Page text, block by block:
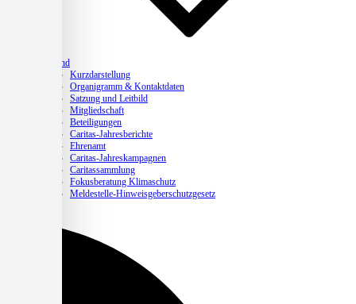
Verband
Kurzdarstellung
Organigramm & Kontaktdaten
Satzung und Leitbild
Mitgliedschaft
Beteiligungen
Caritas-Jahresberichte
Ehrenamt
Caritas-Jahreskampagnen
Caritassammlung
Fokusberatung Klimaschutz
Meldestelle-Hinweisgeberschutzgesetz